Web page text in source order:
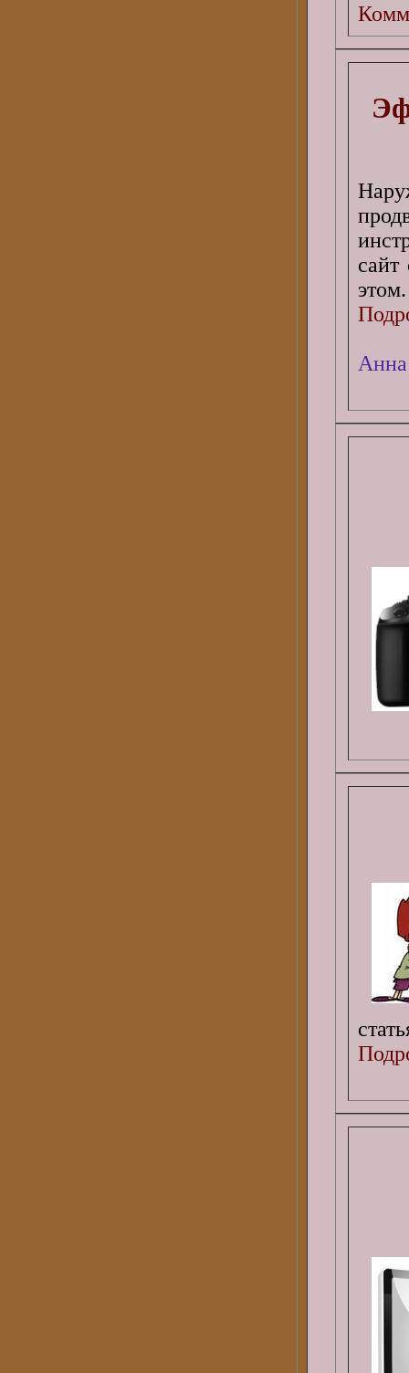
сайт
этом.